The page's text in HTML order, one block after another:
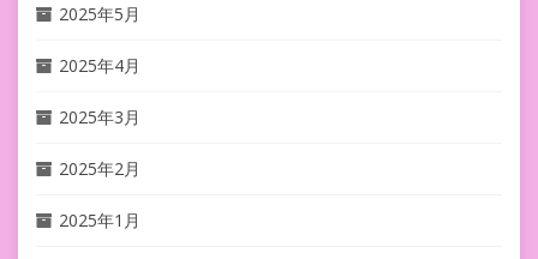
2025年5月
2025年4月
2025年3月
2025年2月
2025年1月